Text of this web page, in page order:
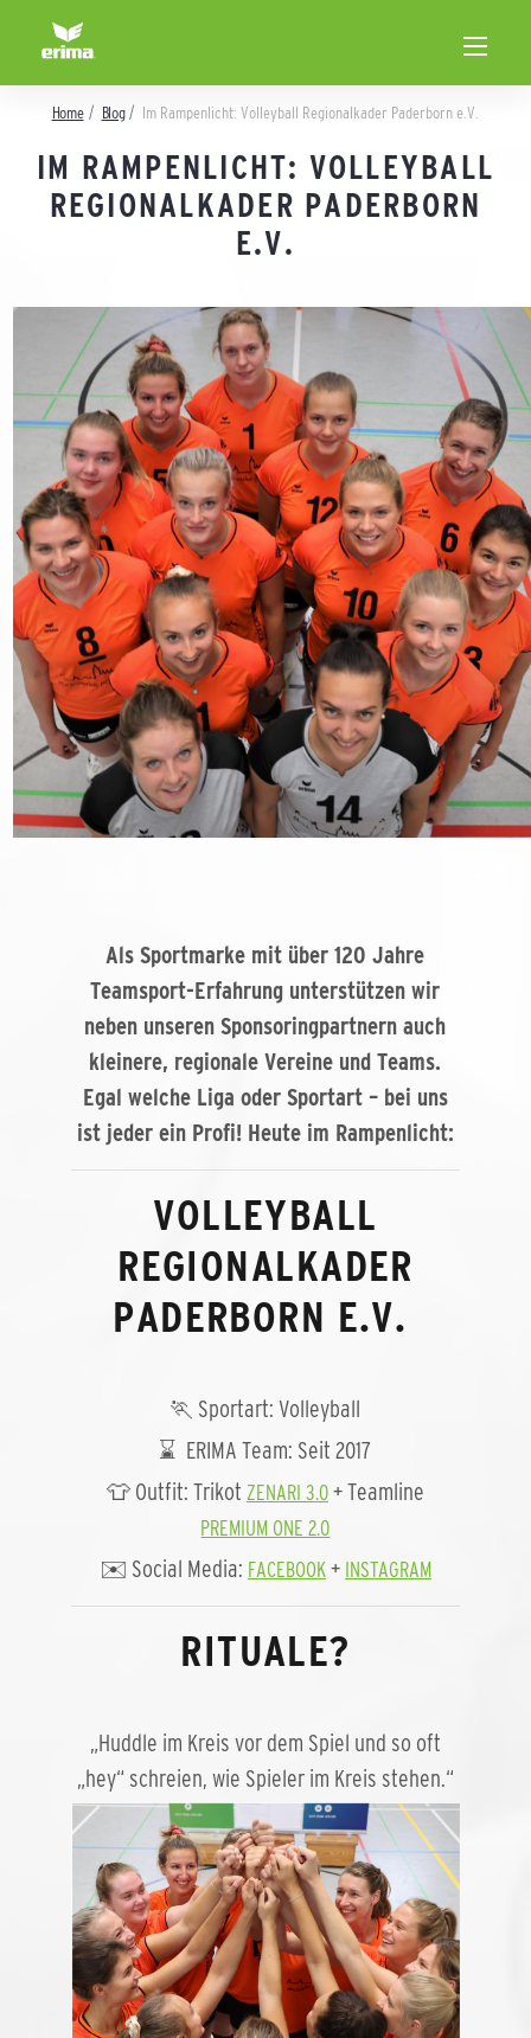
Home Blog Im Rampenlicht: Volleyball Regionalkader Paderborn e.V.
IM RAMPENLICHT: VOLLEYBALL
REGIONALKADER PADERBORN
E.V.
Als Sportmarke mit über 120 Jahre
Teamsport-Erfahrung unterstützen wir
neben unseren Sponsoringpartnern auch
kleinere, regionale Vereine und Teams.
Egal welche Liga oder Sportart – bei uns
ist jeder ein Profi! Heute im Rampenlicht:
VOLLEYBALL
REGIONALKADER
PADERBORN E.V.
🏃 Sportart: Volleyball
⌛ ERIMA Team: Seit 2017
👕 Outfit: Trikot ZENARI 3.0+ Teamline
PREMIUM ONE 2.0
✉️ Social Media: FACEBOOK+ INSTAGRAM
RITUALE?
„Huddle im Kreis vor dem Spiel und so oft
„hey“ schreien, wie Spieler im Kreis stehen.“